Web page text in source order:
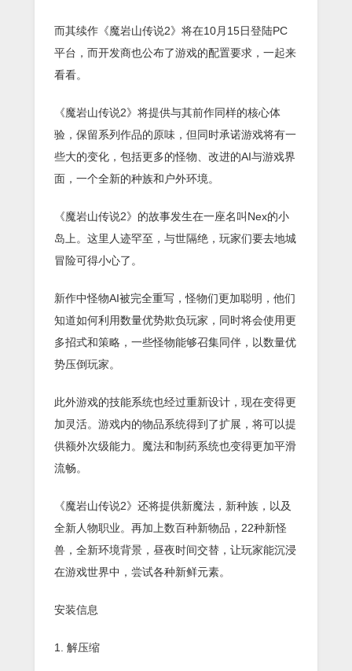
而其续作《魔岩山传说2》将在10月15日登陆PC
平台，而开发商也公布了游戏的配置要求，一起来
看看。
《魔岩山传说2》将提供与其前作同样的核心体
验，保留系列作品的原味，但同时承诺游戏将有一
些大的变化，包括更多的怪物、改进的AI与游戏界
面，一个全新的种族和户外环境。
《魔岩山传说2》的故事发生在一座名叫Nex的小
岛上。这里人迹罕至，与世隔绝，玩家们要去地城
冒险可得小心了。
新作中怪物AI被完全重写，怪物们更加聪明，他们
知道如何利用数量优势欺负玩家，同时将会使用更
多招式和策略，一些怪物能够召集同伴，以数量优
势压倒玩家。
此外游戏的技能系统也经过重新设计，现在变得更
加灵活。游戏内的物品系统得到了扩展，将可以提
供额外次级能力。魔法和制药系统也变得更加平滑
流畅。
《魔岩山传说2》还将提供新魔法，新种族，以及
全新人物职业。再加上数百种新物品，22种新怪
兽，全新环境背景，昼夜时间交替，让玩家能沉浸
在游戏世界中，尝试各种新鲜元素。
安装信息
1. 解压缩